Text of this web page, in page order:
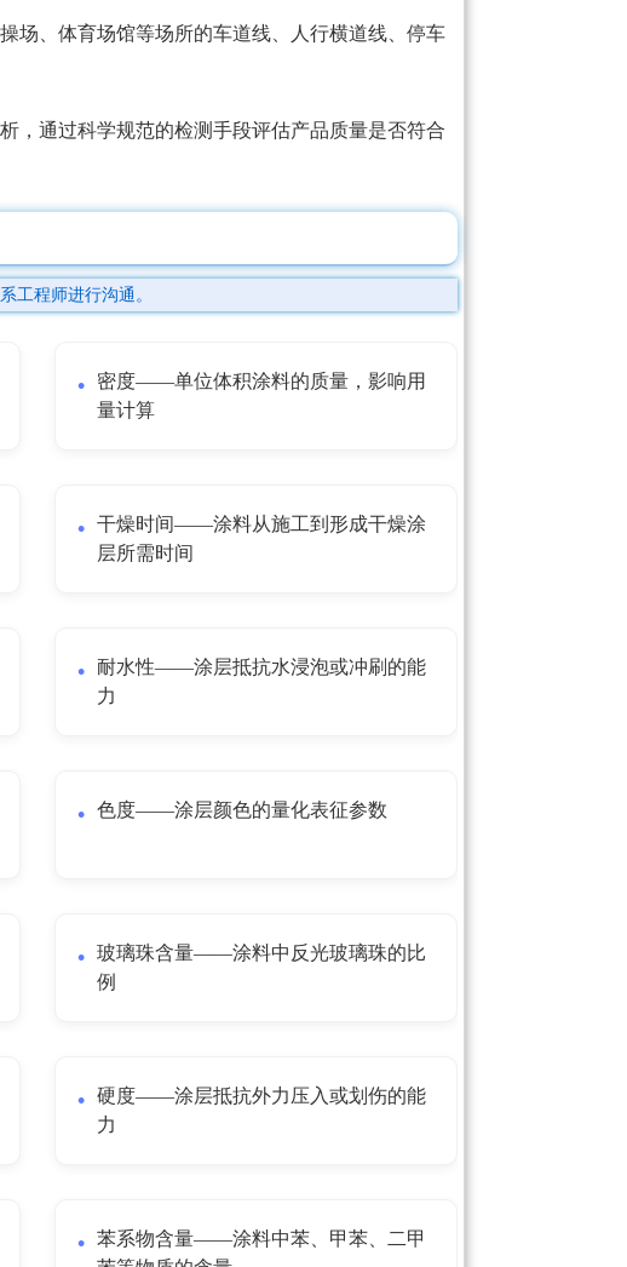
场、体育场馆等场所的车道线、人行横道线、停车
，通过科学规范的检测手段评估产品质量是否符合
工程师进行沟通。
密度——单位体积涂料的质量，影响用
量计算
干燥时间——涂料从施工到形成干燥涂
层所需时间
耐水性——涂层抵抗水浸泡或冲刷的能
力
色度——涂层颜色的量化表征参数
玻璃珠含量——涂料中反光玻璃珠的比
例
硬度——涂层抵抗外力压入或划伤的能
力
苯系物含量——涂料中苯、甲苯、二甲